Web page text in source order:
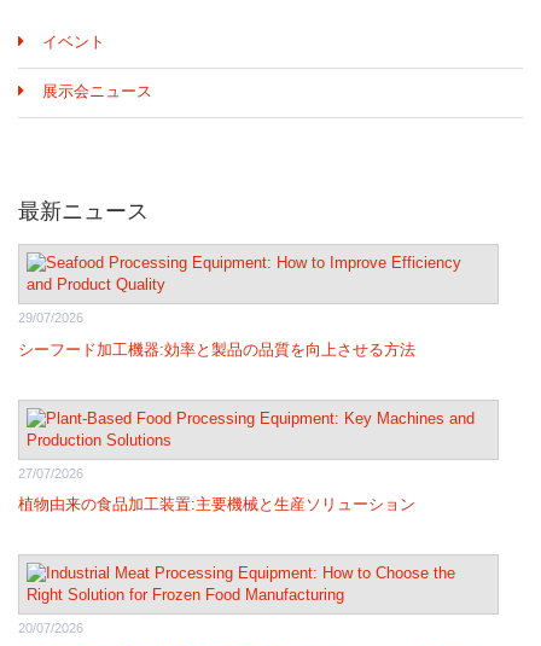
イベント
展示会ニュース
最新ニュース
29/07/2026
シーフード加工機器:効率と製品の品質を向上させる方法
27/07/2026
植物由来の食品加工装置:主要機械と生産ソリューション
20/07/2026